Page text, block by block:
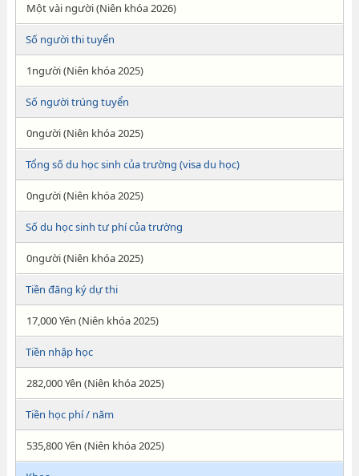
Một vài người (Niên khóa 2026)
Số người thi tuyển
1người (Niên khóa 2025)
Số người trúng tuyển
0người (Niên khóa 2025)
Tổng số du học sinh của trường (visa du học)
0người (Niên khóa 2025)
Số du học sinh tư phí của trường
0người (Niên khóa 2025)
Tiền đăng ký dự thi
17,000 Yên (Niên khóa 2025)
Tiền nhập học
282,000 Yên (Niên khóa 2025)
Tiền học phí / năm
535,800 Yên (Niên khóa 2025)